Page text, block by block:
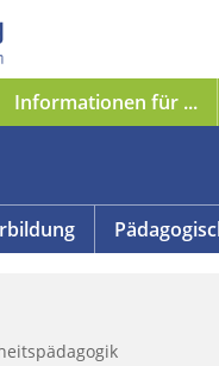
Informationen für ...